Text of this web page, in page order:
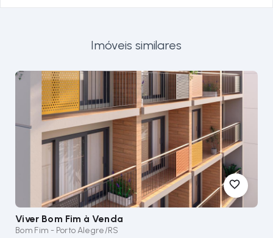
Imóveis similares
Viver Bom Fim à Venda
Bom Fim - Porto Alegre/RS